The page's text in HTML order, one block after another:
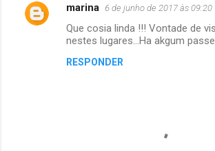
C
marina 6 de junho de 2017 às 09:20
Que cosia linda !!! Vontade de
nestes lugares...Ha akgum
RESPONDER